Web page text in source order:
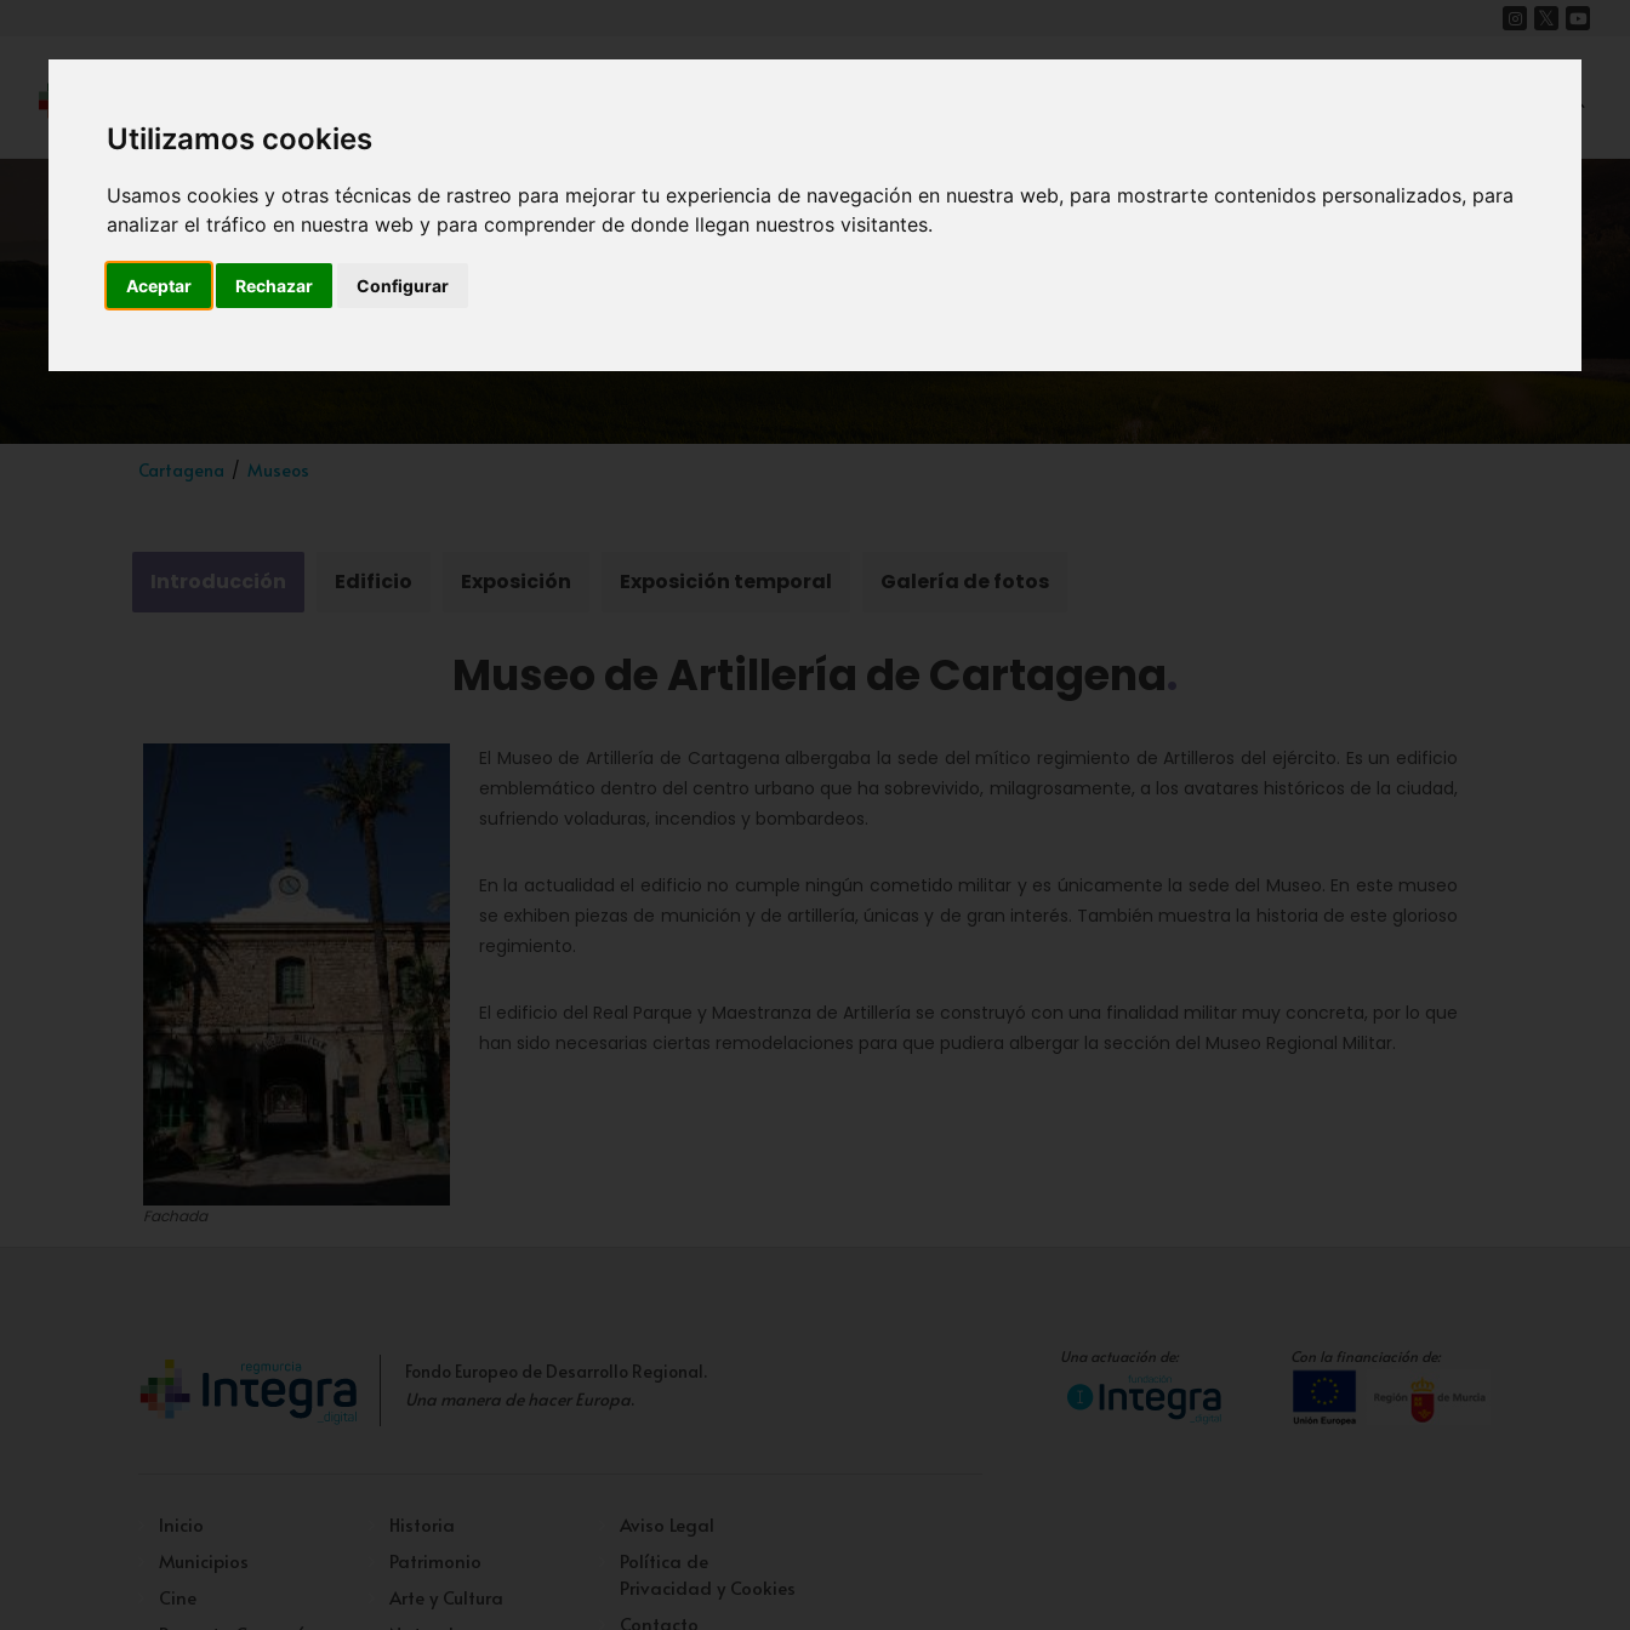
Utilizamos cookies
Usamos cookies y otras técnicas de rastreo para mejorar tu experiencia de navegación en nuestra web, para mostrarte contenidos personalizados, para
analizar el tráfico en nuestra web y para comprender de donde llegan nuestros visitantes.
Aceptar Rechazar Configurar
MUNICIPIOS
Cartagena Museos
Introducción Edificio Exposición Exposición temporal Galería de fotos
Museo de Artillería de Cartagena
El Museo de Artillería de Cartagena albergaba la sede del mítico regimiento de Artilleros del ejército. Es un edificio
emblemático dentro del centro urbano que ha sobrevivido, milagrosamente, a los avatares históricos de la ciudad,
sufriendo voladuras, incendios y bombardeos.
En la actualidad el edificio no cumple ningún cometido militar y es únicamente la sede del Museo. En este museo
se exhiben piezas de munición y de artillería, únicas y de gran interés. También muestra la historia de este glorioso
regimiento.
El edificio del Real Parque y Maestranza de Artillería se construyó con una finalidad militar muy concreta, por lo que
han sido necesarias ciertas remodelaciones para que pudiera albergar la sección del Museo Regional Militar.
Fachada
Fondo Europeo de Desarrollo Regional.
Una manera de hacer Europa.
Inicio
Municipios
Cine
Historia
Patrimonio
Arte y Cultura
Aviso Legal
Política de
Privacidad y Cookies
Contacto
Una actuación de: Con la financiación de: